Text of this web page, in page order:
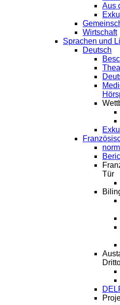
Aus
Wirtschaft
Sprachen und
Deutsch
Tür